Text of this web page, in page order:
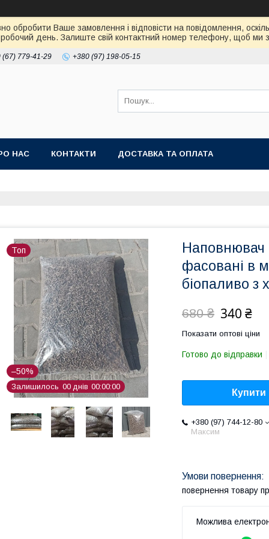
обробити Ваше замовлення і відповісти на повідомлення,
день. Залиште свій контактний номер телефону, щоб ми
(67) 779-41-29 +380 (97) 198-05-15
НАС КОНТАКТИ ДОСТАВКА ТА ОПЛАТА
Топ
–50%
Залишилось 00 днів 00 00 00
Наповнювач
фасовані в
біопаливо з
680 ₴ 340 ₴
Показати оптові ціни
Готово до відправки
Купити
+380 (97) 744-12-80
Максим
повернення товару